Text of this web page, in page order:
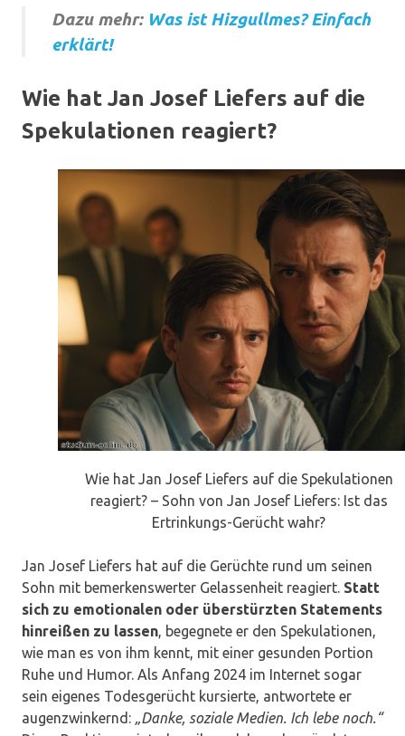
Dazu mehr: Was ist Hizgullmes? Einfach
erklärt!
Wie hat Jan Josef Liefers auf die
Spekulationen reagiert?
Wie hat Jan Josef Liefers auf die Spekulationen
reagiert? – Sohn von Jan Josef Liefers: Ist das
Ertrinkungs-Gerücht wahr?
Jan Josef Liefers hat auf die Gerüchte rund um seinen
Sohn mit bemerkenswerter Gelassenheit reagiert. Statt
sich zu emotionalen oder überstürzten Statements
hinreißen zu lassen, begegnete er den Spekulationen,
wie man es von ihm kennt, mit einer gesunden Portion
Ruhe und Humor. Als Anfang 2024 im Internet sogar
sein eigenes Todesgerücht kursierte, antwortete er
augenzwinkernd: „Danke, soziale Medien. Ich lebe noch.“